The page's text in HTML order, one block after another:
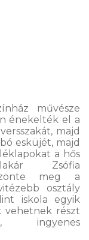
művésze
énekelték el a
majd
esküjét, majd
a hős
Zsófia
meg a
osztály
iskola egyik
vehetnek részt
ingyenes